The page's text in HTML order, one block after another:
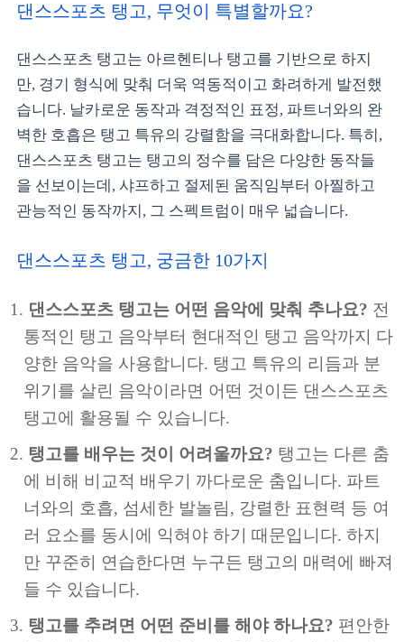
댄스스포츠 탱고, 무엇이 특별할까요?
댄스스포츠 탱고는 아르헨티나 탱고를 기반으로 하지
만, 경기 형식에 맞춰 더욱 역동적이고 화려하게 발전했
습니다. 날카로운 동작과 격정적인 표정, 파트너와의 완
벽한 호흡은 탱고 특유의 강렬함을 극대화합니다. 특히,
댄스스포츠 탱고는 탱고의 정수를 담은 다양한 동작들
을 선보이는데, 샤프하고 절제된 움직임부터 아찔하고
관능적인 동작까지, 그 스펙트럼이 매우 넓습니다.
댄스스포츠 탱고, 궁금한 10가지
댄스스포츠 탱고는 어떤 음악에 맞춰 추나요? 전
통적인 탱고 음악부터 현대적인 탱고 음악까지 다
양한 음악을 사용합니다. 탱고 특유의 리듬과 분
위기를 살린 음악이라면 어떤 것이든 댄스스포츠
탱고에 활용될 수 있습니다.
탱고를 배우는 것이 어려울까요? 탱고는 다른 춤
에 비해 비교적 배우기 까다로운 춤입니다. 파트
너와의 호흡, 섬세한 발놀림, 강렬한 표현력 등 여
러 요소를 동시에 익혀야 하기 때문입니다. 하지
만 꾸준히 연습한다면 누구든 탱고의 매력에 빠져
들 수 있습니다.
탱고를 추려면 어떤 준비를 해야 하나요? 편안한